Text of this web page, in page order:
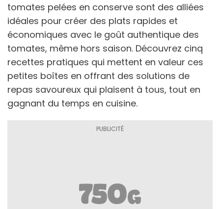
tomates pelées en conserve sont des alliées
idéales pour créer des plats rapides et
économiques avec le goût authentique des
tomates, même hors saison. Découvrez cinq
recettes pratiques qui mettent en valeur ces
petites boîtes en offrant des solutions de
repas savoureux qui plaisent à tous, tout en
gagnant du temps en cuisine.